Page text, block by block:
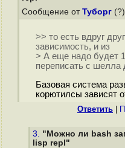
Сообщение от Туборг
>> то есть вдруг
зависимость, и из
> А еще надо будет
переписать с шелла
Базовая система
корютилсы зависят
Ответить
3. "Можно ли bash
lisp repl"